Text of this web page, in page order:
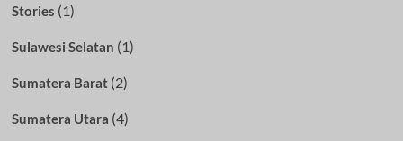
Stories (1)
Sulawesi Selatan (1)
Sumatera Barat(2)
Sumatera Utara (4)